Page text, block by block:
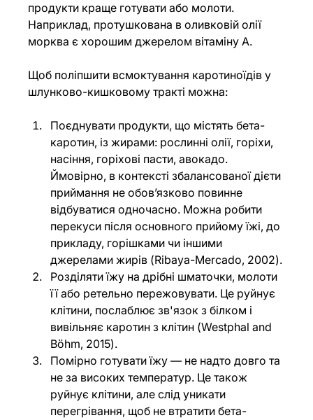
продукти краще готувати або молоти.
Наприклад, протушкована в оливковій олії
морква є хорошим джерелом вітаміну А.
Щоб поліпшити всмоктування каротиноїдів у
шлунково-кишковому тракті можна:
Поєднувати продукти, що містять бета-
каротин, із жирами: рослинні олії, горіхи,
насіння, горіхові пасти, авокадо.
Ймовірно, в контексті збалансованої дієти
приймання не обов’язково повинне
відбуватися одночасно. Можна робити
перекуси після основного прийому їжі, до
прикладу, горішками чи іншими
джерелами жирів (Ribaya-Mercado, 2002).
Розділяти їжу на дрібні шматочки, молоти
її або ретельно пережовувати. Це руйнує
клітини, послаблює зв'язок з білком і
вивільняє каротин з клітин (Westphal and
Böhm, 2015).
Помірно готувати їжу — не надто довго та
не за високих температур. Це також
руйнує клітини, але слід уникати
перегрівання, щоб не втратити бета-